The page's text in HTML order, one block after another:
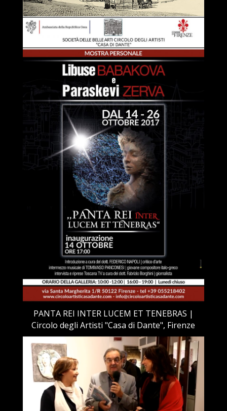
PANTA REI INTER LUCEM ET TENEBRAS |
Circolo degli Artisti "Casa di Dante", Firenze